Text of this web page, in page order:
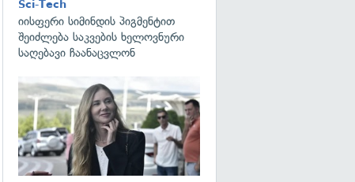
Sci-Tech
იისფერი სიმინდის პიგმენტით
შეიძლება საკვების ხელოვნური
საღებავი ჩაანაცვლონ